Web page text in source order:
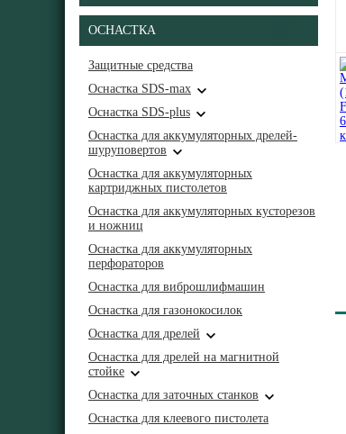
ОСНАСТКА
Защитные средства
Оснастка SDS-max
Оснастка SDS-plus
Оснастка для аккумуляторных дрелей-
шуруповертов
Оснастка для аккумуляторных
картриджных пистолетов
Оснастка для аккумуляторных кусторезов
и ножниц
Оснастка для аккумуляторных
перфораторов
Оснастка для виброшлифмашин
Оснастка для газонокосилок
Оснастка для дрелей
Оснастка для дрелей на магнитной
стойке
Оснастка для заточных станков
Оснастка для клеевого пистолета